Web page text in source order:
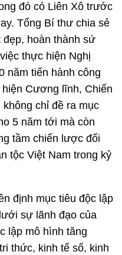
đó có Liên Xô trước
Tổng Bí thư chia sẻ
hoàn thành sứ
thực hiện Nghị
năm tiến hành công
Cương lĩnh, Chiến
chỉ đề ra mục
5 năm tới mà còn
tầm chiến lược đối
tộc Việt Nam trong kỷ
định mục tiêu độc lập
sự lãnh đạo của
lập mô hình tăng
thức, kinh tế số, kinh